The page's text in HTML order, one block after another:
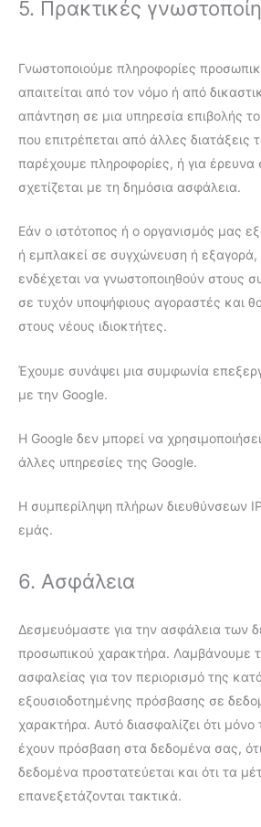
5. Πρακτικές
Γνωστοποιούμε πληροφορίες
απαιτείται από τον νόμο ή από
απάντηση σε μια υπηρεσία επιβολής
που επιτρέπεται από άλλες διατάξεις
παρέχουμε πληροφορίες, ή για έρευνα
σχετίζεται με τη δημόσια ασφάλεια.
Εάν ο ιστότοπος ή ο οργανισμός μας
ή εμπλακεί σε συγχώνευση ή εξαγορά,
ενδέχεται να γνωστοποιηθούν στους
σε τυχόν υποψήφιους αγοραστές και
στους νέους ιδιοκτήτες.
Έχουμε συνάψει μια συμφωνία
με την Google.
Η Google δεν μπορεί να
άλλες υπηρεσίες της Google.
Η συμπερίληψη πλήρων διευθύνσεων
εμάς.
6. Ασφάλεια
Δεσμευόμαστε για την ασφάλεια των
προσωπικού χαρακτήρα. Λαμβάνουμε
ασφαλείας για τον περιορισμό της
εξουσιοδοτημένης πρόσβασης σε
χαρακτήρα. Αυτό διασφαλίζει ότι
έχουν πρόσβαση στα δεδομένα σας,
δεδομένα προστατεύεται και ότι τα
επανεξετάζονται τακτικά.